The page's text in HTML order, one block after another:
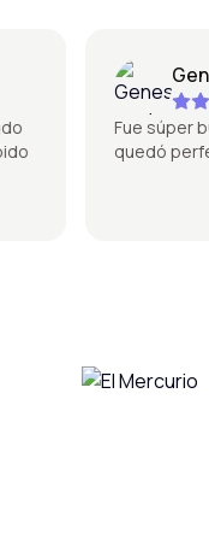
Fue súper
quedó